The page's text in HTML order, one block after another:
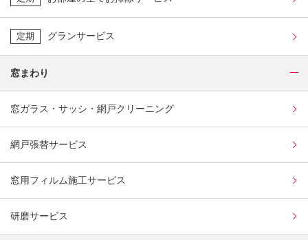
定期 グランサービス
窓まわり
窓ガラス・サッシ・網戸クリーニング
網戸張替サービス
窓用フィルム施工サービス
研磨サービス